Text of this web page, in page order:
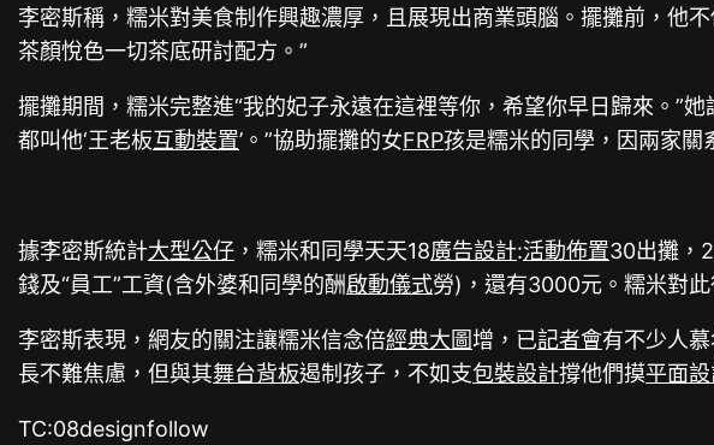
李密斯稱，糯米對美食制作興趣濃厚，且展現出商業頭腦。擺攤前，他
茶顏悅色一切茶底研討配方。”
擺攤期間，糯米完整進“我的妃子永遠在這裡等你，希望你早日歸來。”她
都叫他‘王老板互動裝置’。”協助擺攤的女FRP孩是糯米的同學，因兩家關
據李密斯統計大型公仔 ，糯米和同學天天18廣告設計:活動佈置30出攤，
錢及“員工”工資(含外婆和同學的酬啟動儀式勞)，還有3000元。糯米對
李密斯表現，網友的關注讓糯米信念倍經典大圖增，已記者會有不少人
長不難焦慮，但與其舞台背板遏制孩子，不如支包裝設計撐他們摸平面
TC:08designfollow